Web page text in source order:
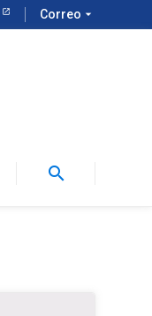
Correo arrow_drop_down
search